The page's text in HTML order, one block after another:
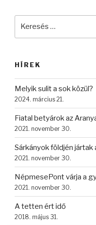
HÍREK
Melyik sulit a sok közül?
2024. március 21.
Fiatal betyárok az
2021. november 30.
Sárkányok földjén jártak
2021. november 30.
NépmesePont várja a
2021. november 30.
A tetten ért idő
2018. május 31.